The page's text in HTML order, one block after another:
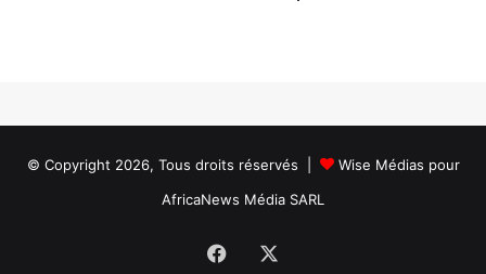
© Copyright 2026, Tous droits réservés | Wise Médias pour
AfricaNews Média SARL
Facebook